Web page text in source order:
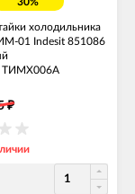
холодильника
01 Indesit 851086
ТИМХ006А
₽